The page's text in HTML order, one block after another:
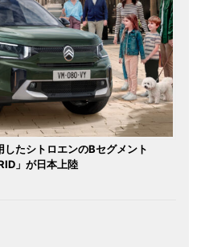
たシトロエンのBセグメント
」が日本上陸